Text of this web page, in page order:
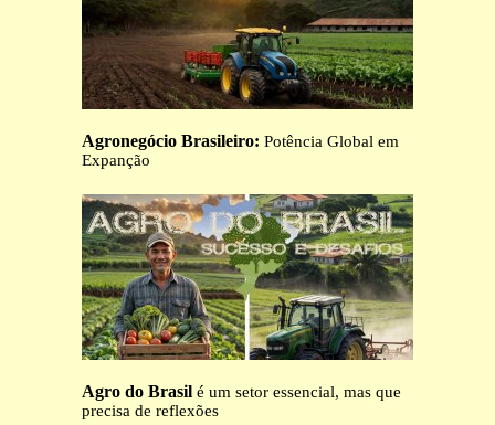
Agronegócio Brasileiro: Potência Global em
Expanção
Agro do Brasil é um setor essencial, mas que
precisa de reflexões